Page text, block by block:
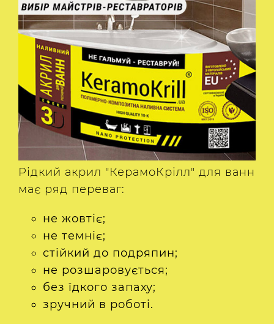
Рідкий акрил "КерамоКрілл" для ванн
має ряд переваг:
не жовтіє;
не темніє;
стійкий до подряпин;
не розшаровується;
без їдкого запаху;
зручний в роботі.